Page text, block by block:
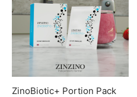
ZinoBiotic+ Portion Pack